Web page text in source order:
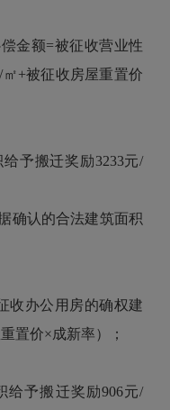
金额=被征收营业性
+被征收房屋重置价
搬迁奖励3233元/
认的合法建筑面积
办公用房的确权建
置价×成新率）；
予搬迁奖励906元/